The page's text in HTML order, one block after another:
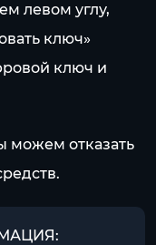
левом углу,
ключ»
ключ и
можем отказать